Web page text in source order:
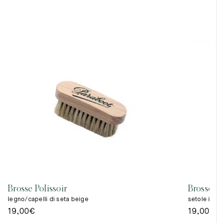
Brosse Polissoir
legno/capelli di seta beige
19,00€
Brosse
setole in
19,00